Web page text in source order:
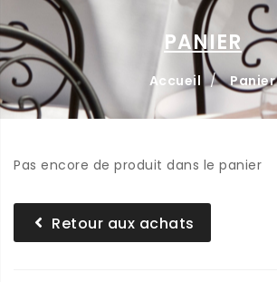
PANIER
Accueil / Panier
Pas encore de produit dans le panier
Retour aux achats